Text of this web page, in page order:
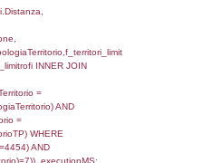
'; ') AS DescAltro,
INNER JOIN
=